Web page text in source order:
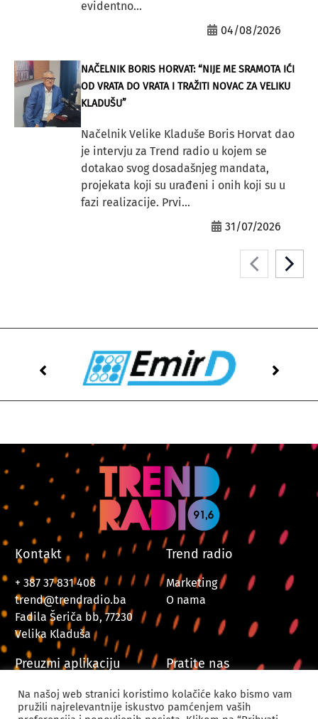
evidentno...
04/08/2026
NAČELNIK BORIS HORVAT: “NIJE ME SRAMOTA IĆI
OD VRATA DO VRATA I TRAŽITI NOVAC ZA VELIKU
KLADUŠU”
Načelnik Velike Kladuše Boris Horvat dao
je intervju za Trend radio u kojem se
dotakao svog dosadašnjeg mandata,
projekata koji su urađeni i onih koji su u
fazi realizacije. Prvi...
31/07/2026
Kontakt
+ 387 37 831 408
trend@trendradio.ba
Fadila Šeriča bb, 77230
Velika Kladuša
Trend radio
Marketing
O nama
Preuzmi aplikaciju Pratite nas
Na našoj web stranici koristimo kolačiće kako bismo vam
pružili najrelevantnije iskustvo pamćenjem vaših